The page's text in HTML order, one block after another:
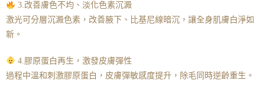
3.改善膚色不均、淡化色素沉澱
激光可分層沉澱色素，改善腋下、比基尼線暗沉，讓全身肌膚白淨如
新。
4.膠原蛋白再生，激發皮膚彈性
過程中溫和刺激膠原蛋白，皮膚彈敏感度提升，除毛同時逆齡重生。